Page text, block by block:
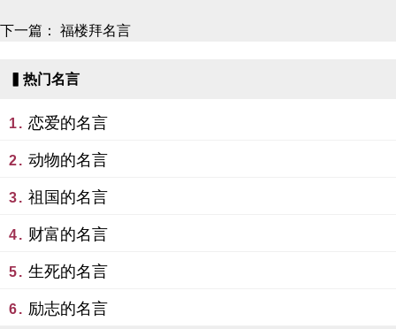
下一篇： 福楼拜名言
▍热门名言
1. 恋爱的名言
2. 动物的名言
3. 祖国的名言
4. 财富的名言
5. 生死的名言
6. 励志的名言